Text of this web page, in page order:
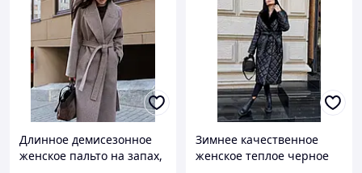
Длинное демисезонное
женское пальто на запах,
Зимнее качественное
женское теплое черное